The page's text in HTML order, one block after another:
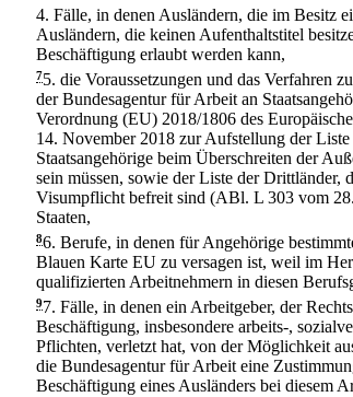
4. Fälle, in denen Ausländern, die im Besitz
Ausländern, die keinen Aufenthaltstitel
Beschäftigung erlaubt werden kann,
75. die Voraussetzungen und das Verfahren
der Bundesagentur für Arbeit an
Verordnung (EU) 2018/1806 des
14. November 2018 zur Aufstellung der
Staatsangehörige beim Überschreiten der
sein müssen, sowie der Liste der Drittländer,
Visumpflicht befreit sind (ABl. L 303 vom
Staaten,
86. Berufe, in denen für Angehörige
Blauen Karte EU zu versagen ist, weil im
qualifizierten Arbeitnehmern in diesen
97. Fälle, in denen ein Arbeitgeber, der
Beschäftigung, insbesondere arbeits-,
Pflichten, verletzt hat, von der Möglichkeit
die Bundesagentur für Arbeit eine
Beschäftigung eines Ausländers bei diesem